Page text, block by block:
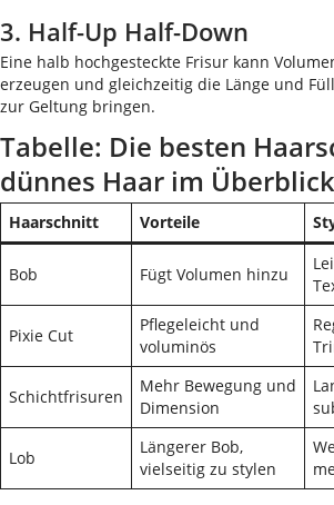
3. Half-Up Half-Down
Eine halb hochgesteckte Frisur kann
erzeugen und gleichzeitig die Länge und
zur Geltung bringen.
Tabelle: Die besten
dünnes Haar im Überblick
Haarschnitt Vorteile
Bob Fügt Volumen hinzu
Pixie Cut
Pflegeleicht und
voluminös
Schichtfrisuren
Mehr Bewegung und
Dimension
Lob
Längerer Bob,
vielseitig zu stylen